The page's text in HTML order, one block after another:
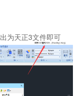
为天正3文件即可